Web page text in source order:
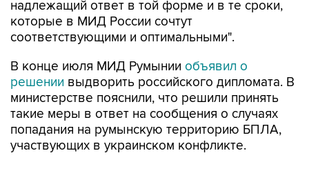
надлежащий ответ в той форме и в те сроки,
которые в МИД России сочтут
соответствующими и оптимальными".
В конце июля МИД Румынии объявил о
решении выдворить российского дипломата. В
министерстве пояснили, что решили принять
такие меры в ответ на сообщения о случаях
попадания на румынскую территорию БПЛА,
участвующих в украинском конфликте.